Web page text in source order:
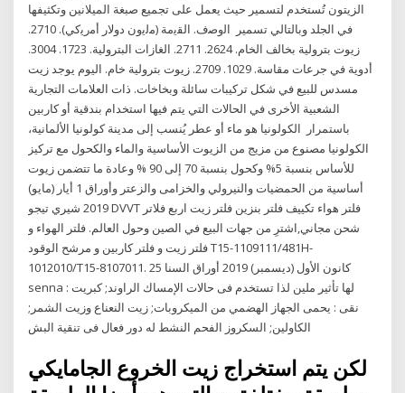
الزيتون تُستخدم لتسمير حيث يعمل على تجميع صبغة الميلانين وتكثيفها
في الجلد وبالتالي تسمير اﻟوﺻف. اﻟﻘﯾﻣﺔ (ﻣﻟﯾون دوﻻر أﻣرﯾﮐﻲ). 2710.
زيوت بترولية بخالف الخام. 2624. 2711. الغازات البترولية. 1723. 3004.
أدوية في جرعات مقاسة. 1029. 2709. زيوت بترولية خام. اليوم يوجد زيت
مسدس للبيع في شكل تركيبات سائلة وبخاخات. ذات العلامات التجارية
الشعبية الأخرى في الحالات التي يتم فيها استخدام بندقية أو كاربين
باستمرار الكولونيا هو ماء أو عطر يُنسب إلى مدينة كولونيا الألمانية،
الكولونيا مصنوع من مزيج من الزيوت الأساسية والماء والكحول مع تركيز
للأساس بنسبة 5% وكحول بنسبة 70 إلى 90 % وعادة ما تتضمن زيوت
أساسية من الحمضيات والنيرولي والخزامى والزعتر وأوراق 1 أيار (مايو)
2019 شيري تيجو DVVT فلتر هواء تكييف فلتر بنزين فلتر زيت اربع فلاتر
شحن مجاني,اشترِ من جهات البيع في الصين وحول العالم. فلتر الهواء و
فلتر زيت و فلتر كاربين و مرشح الوقود T15-1109111/481H-
1012010/T15-8107011. 25 كانون الأول (ديسمبر) 2019 أوراق السنا
senna : لها تأثير ملين لذا تستخدم فى حالات الإمساك الراوند; كبريت
نقى : يحمى الجهاز الهضمي من الميكروبات; زيت النعناع وزيت الشمر;
الكاولين; السكروز الفحم النشط له دور فعال فى تنقية البش
لكن يتم استخراج زيت الخروع الجامايكي